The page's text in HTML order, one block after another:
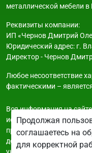
металлической мебели
Реквизиты компании:
ИП «Чернов Дмитрий
Юридический адрес: г.
Директор - Чернов
Любое несоответствие
фактическими –
Вся информация на
исключительно
при каких условиях не
дополнительную
указанным на сайте.
Продолжая
соглашаетесь на
для корректной